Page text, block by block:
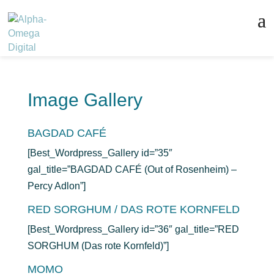
Image Gallery
BAGDAD CAFÉ
[Best_Wordpress_Gallery id=”35″
gal_title=”BAGDAD CAFÉ (Out of Rosenheim) –
Percy Adlon”]
RED SORGHUM / DAS ROTE KORNFELD
[Best_Wordpress_Gallery id=”36″ gal_title=”RED
SORGHUM (Das rote Kornfeld)”]
MOMO